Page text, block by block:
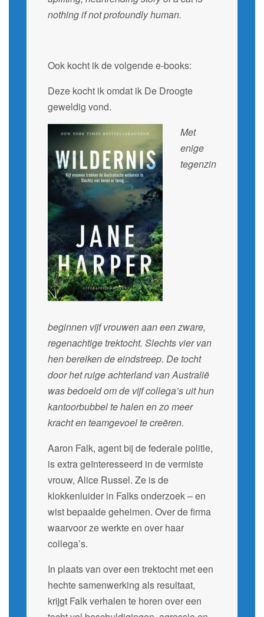
nothing if not profoundly human.
Ook kocht ik de volgende e-books:
Deze kocht ik omdat ik De Droogte
geweldig vond.
Met
enige
tegenzin
beginnen vijf vrouwen aan een zware,
regenachtige trektocht. Slechts vier van
hen bereiken de eindstreep. De tocht
door het ruige achterland van Australië
was bedoeld om de vijf collega’s uit hun
kantoorbubbel te halen en zo meer
kracht en teamgevoel te creëren.
Aaron Falk, agent bij de federale politie,
is extra geïnteresseerd in de vermiste
vrouw, Alice Russel. Ze is de
klokkenluider in Falks onderzoek – en
wist bepaalde geheimen. Over de firma
waarvoor ze werkte en over haar
collega’s.
In plaats van over een trektocht met een
hechte samenwerking als resultaat,
krijgt Falk verhalen te horen over een